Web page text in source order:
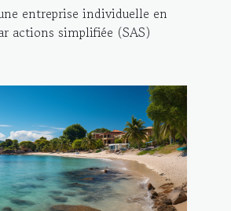
entreprise individuelle en
actions simplifiée (SAS)